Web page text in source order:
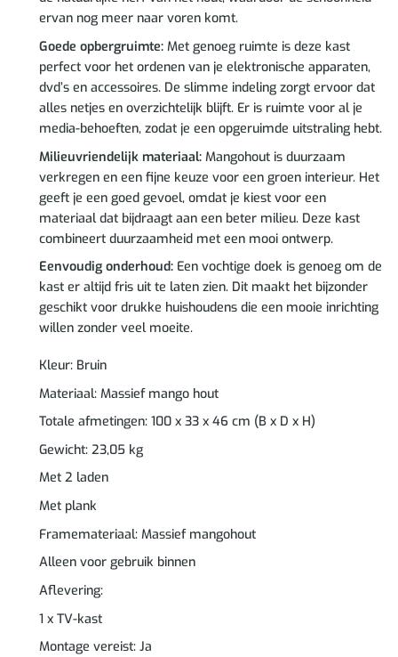
ervan nog meer naar voren komt.
Goede opbergruimte:Met genoeg ruimte is deze kast
perfect voor het ordenen van je elektronische apparaten,
dvd’s en accessoires. De slimme indeling zorgt ervoor dat
alles netjes en overzichtelijk blijft. Er is ruimte voor al je
media-behoeften, zodat je een opgeruimde uitstraling hebt.
Milieuvriendelijk materiaal:Mangohout is duurzaam
verkregen en een fijne keuze voor een groen interieur. Het
geeft je een goed gevoel, omdat je kiest voor een
materiaal dat bijdraagt aan een beter milieu. Deze kast
combineert duurzaamheid met een mooi ontwerp.
Eenvoudig onderhoud:Een vochtige doek is genoeg om de
kast er altijd fris uit te laten zien. Dit maakt het bijzonder
geschikt voor drukke huishoudens die een mooie inrichting
willen zonder veel moeite.
Kleur: Bruin
Materiaal: Massief mango hout
Totale afmetingen: 100 x 33 x 46 cm (B x D x H)
Gewicht: 23,05 kg
Met 2 laden
Met plank
Framemateriaal: Massief mangohout
Alleen voor gebruik binnen
Aflevering:
1 x TV-kast
Montage vereist: Ja